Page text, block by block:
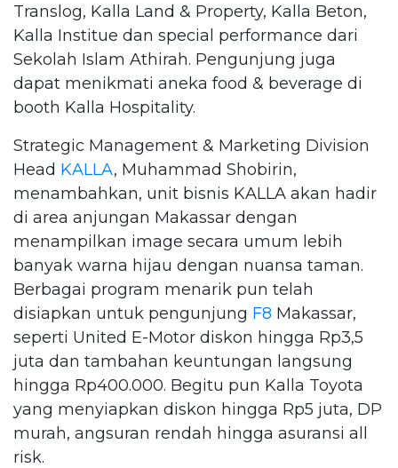
Translog, Kalla Land & Property, Kalla Beton,
Kalla Institue dan special performance dari
Sekolah Islam Athirah. Pengunjung juga
dapat menikmati aneka food & beverage di
booth Kalla Hospitality.
Strategic Management & Marketing Division
Head KALLA, Muhammad Shobirin,
menambahkan, unit bisnis KALLA akan hadir
di area anjungan Makassar dengan
menampilkan image secara umum lebih
banyak warna hijau dengan nuansa taman.
Berbagai program menarik pun telah
disiapkan untuk pengunjung F8 Makassar,
seperti United E-Motor diskon hingga Rp3,5
juta dan tambahan keuntungan langsung
hingga Rp400.000. Begitu pun Kalla Toyota
yang menyiapkan diskon hingga Rp5 juta, DP
murah, angsuran rendah hingga asuransi all
risk.